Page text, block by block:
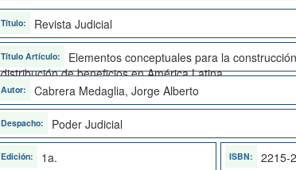
Revista Judicial
Elementos conceptuales para la
distribución de beneficios en América Latina
Cabrera Medaglia, Jorge Alberto
Poder Judicial
1a.
2215-